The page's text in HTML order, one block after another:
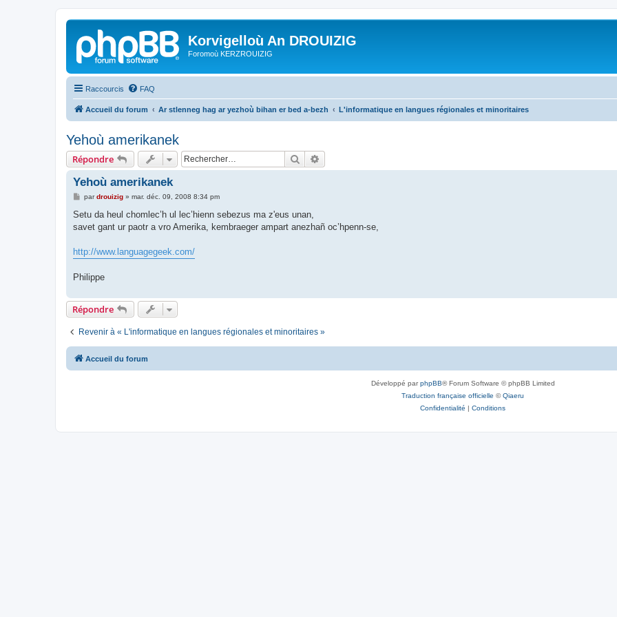
Korvigelloù An DROUIZIG
Foromoù KERZROUIZIG
Raccourcis FAQ
Accueil du forum Ar stlenneg hag ar yezhoù bihan er bed a-bezh L'informatique en langues régionales et minoritaires
Yehoù amerikanek
Répondre Rechercher
Yehoù amerikanek
M
s
a
pardrouizig» mar. déc. 09, 2008 8:34 pm
Setu da heul chomlec’h ul lec’hienn sebezus ma z'eus unan,
savet gant ur paotr a vro Amerika, kembraeger ampart anezhañ oc’hpenn-se,
http://www.languagegeek.com/
Philippe
Répondre
Revenir à « L'informatique en langues régionales et minoritaires »
Accueil du forum
Développé parphpBB® Forum Software © phpBB Limited
Traduction française officielle ©Qiaeru
Confidentialité | Conditions